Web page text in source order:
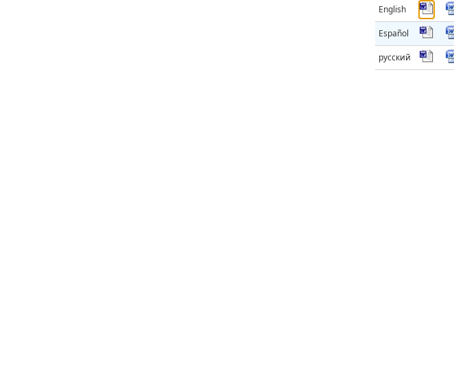
English
Español
русский